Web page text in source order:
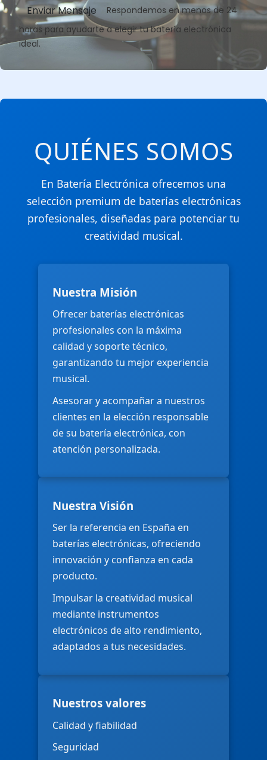
Enviar Mensaje
Respondemos en menos de 24
horas para ayudarte a elegir tu batería electrónica
ideal.
QUIÉNES SOMOS
En Batería Electrónica ofrecemos una
selección premium de baterías electrónicas
profesionales, diseñadas para potenciar tu
creatividad musical.
Nuestra Misión
Ofrecer baterías electrónicas
profesionales con la máxima
calidad y soporte técnico,
garantizando tu mejor experiencia
musical.
Asesorar y acompañar a nuestros
clientes en la elección responsable
de su batería electrónica, con
atención personalizada.
Nuestra Visión
Ser la referencia en España en
baterías electrónicas, ofreciendo
innovación y confianza en cada
producto.
Impulsar la creatividad musical
mediante instrumentos
electrónicos de alto rendimiento,
adaptados a tus necesidades.
Nuestros valores
Calidad y fiabilidad
Seguridad